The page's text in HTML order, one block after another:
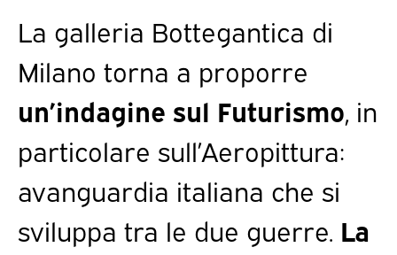
La galleria Bottegantica di
Milano torna a proporre
un’indagine sul Futurismo, in
particolare sull’Aeropittura:
avanguardia italiana che si
sviluppa tra le due guerre. La